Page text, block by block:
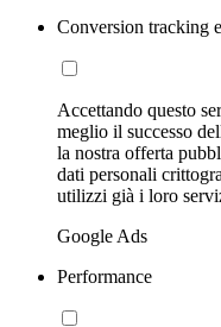
Conversion tracking
Accettando questo
meglio il successo
la nostra offerta
dati personali
utilizzi già i loro
Google Ads
Performance